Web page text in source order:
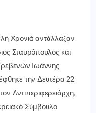
Χρονιά αντάλλαξαν
Σταυρόπουλος και
Ιωάννης
την Δευτέρα 22
Αντιπεριφερειάρχη,
Σύμβουλο